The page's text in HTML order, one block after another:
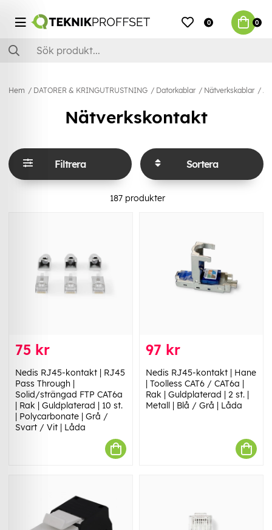
0 0
Hem DATORER & KRINGUTRUSTNING Datorkablar Nätverkskablar
Nätverkskontakt
Filtrera Sortera
187produkter
75 kr
Nedis RJ45-kontakt | RJ45
Pass Through |
Solid/strängad FTP CAT6a
| Rak | Guldplaterad | 10 st.
| Polycarbonate | Grå /
Svart / Vit | Låda
97 kr
Nedis RJ45-kontakt | Hane
| Toolless CAT6 / CAT6a |
Rak | Guldplaterad | 2 st. |
Metall | Blå / Grå | Låda